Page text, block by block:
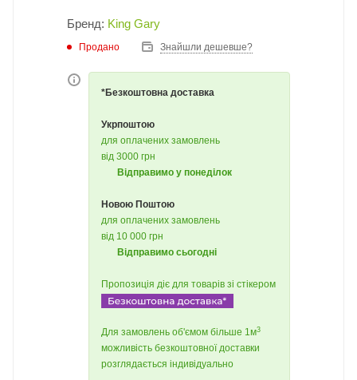
Бренд: King Gary
Продано Знайшли дешевше?
*Безкоштовна доставка
Укрпоштою
для оплачених замовлень
від 3000 грн
Відправимо у понеділок
Новою Поштою
для оплачених замовлень
від 10 000 грн
Відправимо сьогодні
Пропозиція діє для товарів зі стікером
Для замовлень об'ємом більше 1м3
можливість безкоштовної доставки
розглядається індивідуально